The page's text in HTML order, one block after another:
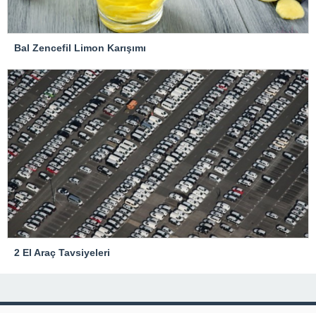
Bal Zencefil Limon Karışımı
2 El Araç Tavsiyeleri